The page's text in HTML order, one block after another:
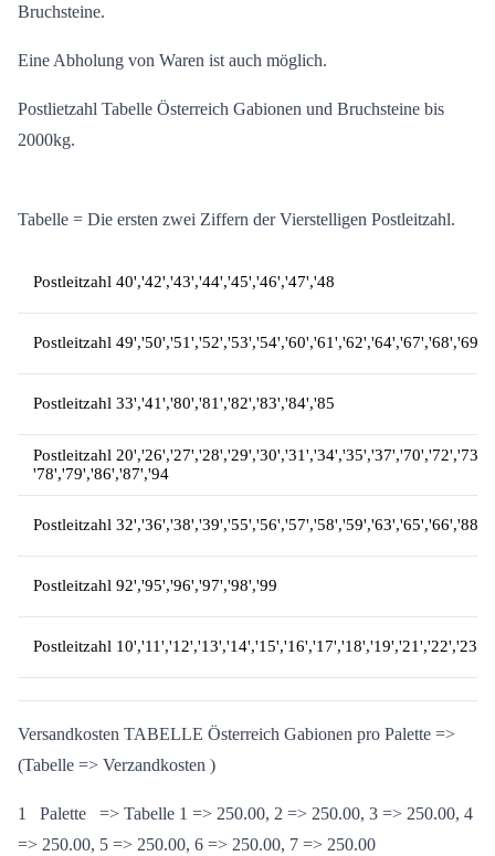
Zum beispiel 3400 kg Bruchsteine sind 2 Paletten mit Bigbags
Postlietzahl Tabelle Österreich Gabionen und Bruchsteine bis
Postleitzahl 40','42','43','44','45','46','47','48
Postleitzahl 49','50','51','52','53','54','60','61','62','64','67','68','69
Postleitzahl 33','41','80','81','82','83','84','85
Postleitzahl
Postleitzahl
Postleitzahl 92','95','96','97','98','99
Postleitzahl
Versandkosten TABELLE Österreich Gabionen pro Palette =>
1 Palette => Tabelle 1 => 250.00, 2 => 250.00, 3 => 250.00, 4